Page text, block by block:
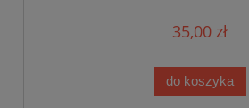
35,00 zł
do koszyka